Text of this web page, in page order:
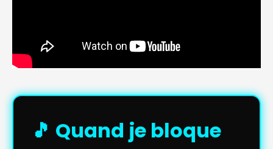
🎵 Quand je bloque